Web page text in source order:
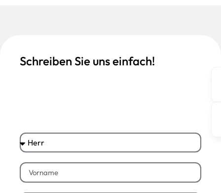
Schreiben Sie uns einfach!